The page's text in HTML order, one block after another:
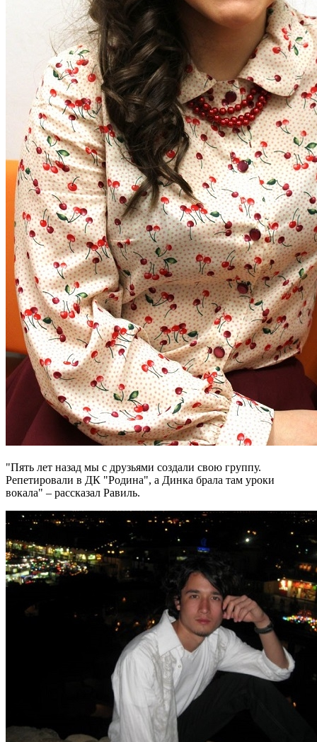
"Пять лет назад мы с друзьями создали свою группу.
Репетировали в ДК "Родина", а Динка брала там уроки
вокала" – рассказал Равиль.